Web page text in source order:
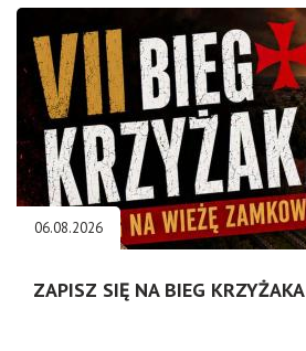
06.08.2026
ZAPISZ SIĘ NA BIEG KRZYŻAKA